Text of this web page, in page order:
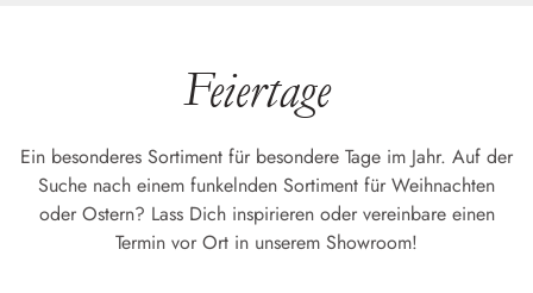
Feiertage
Ein besonderes Sortiment für besondere Tage im Jahr. Auf der
Suche nach einem funkelnden Sortiment für Weihnachten
oder Ostern? Lass Dich inspirieren oder vereinbare einen
Termin vor Ort in unserem Showroom!